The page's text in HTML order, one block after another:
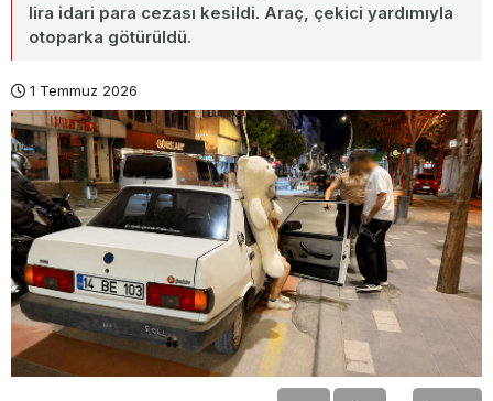
lira idari para cezası kesildi. Araç, çekici yardımıyla
otoparka götürüldü.
1 Temmuz 2026